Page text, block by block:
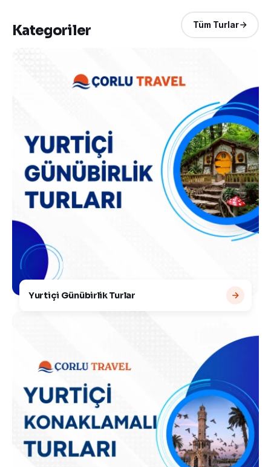
Kategoriler Tüm Turlar
Yurtiçi Günübirlik Turlar